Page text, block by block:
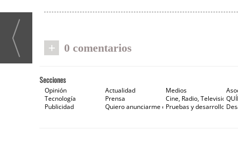
+ 0 comentarios
Secciones
Opinión Actualidad Medios
Tecnología
Prensa Cine, Radio, Televisión e
Publicidad
Quiero anunciarme en Gaceta de Prensa
Pruebas y desarrollos